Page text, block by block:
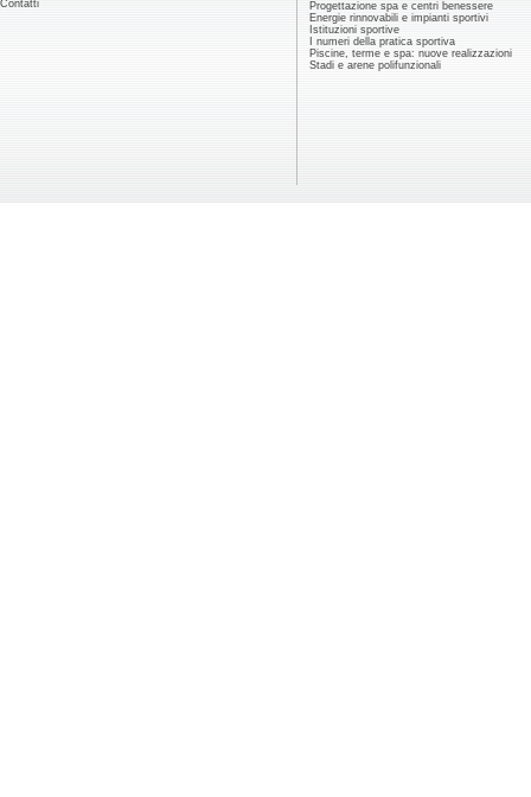
Contatti
Progettazione spa e centri benessere
Energie rinnovabili e impianti sportivi
Istituzioni sportive
I numeri della pratica sportiva
Piscine, terme e spa: nuove realizzazioni
Stadi e arene polifunzionali